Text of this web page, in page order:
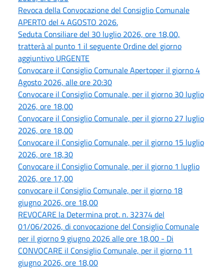
Revoca della Convocazione del Consiglio Comunale
APERTO del 4 AGOSTO 2026.
Seduta Consiliare del 30 luglio 2026, ore 18,00,
tratterà al punto 1 il seguente Ordine del giorno
aggiuntivo URGENTE
Convocare il Consiglio Comunale Apertoper il giorno 4
Agosto 2026, alle ore 20:30
Convocare il Consiglio Comunale, per il giorno 30 luglio
2026, ore 18,00
Convocare il Consiglio Comunale, per il giorno 27 luglio
2026, ore 18,00
Convocare il Consiglio Comunale, per il giorno 15 luglio
2026, ore 18,30
Convocare il Consiglio Comunale, per il giorno 1 luglio
2026, ore 17,00
convocare il Consiglio Comunale, per il giorno 18
giugno 2026, ore 18,00
REVOCARE la Determina prot. n. 32374 del
01/06/2026, di convocazione del Consiglio Comunale
per il giorno 9 giugno 2026 alle ore 18,00 - Di
CONVOCARE il Consiglio Comunale, per il giorno 11
giugno 2026, ore 18,00